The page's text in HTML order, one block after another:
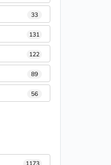
33
131
122
89
56
1173